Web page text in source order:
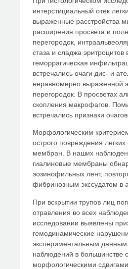
интерстициальный отек
выраженные расстройства
расширения просвета и
перегородок,
стаза и сладжа
геморрагическая
встречались очаги дис- и
неравномерно выраженной
перегородок. В просветах
скопления макрофагов.
встречались признаки
Морфологическим
острого повреждения
мембран. В наших
гиалиновые мембраны
эозинофильных лент,
фибринозным экссудатом в
При вскрытии трупов лиц
отравления во всех
исследовании выявлены
гемодинамические
экспериментальным
наблюдений в большинстве
морфологическими